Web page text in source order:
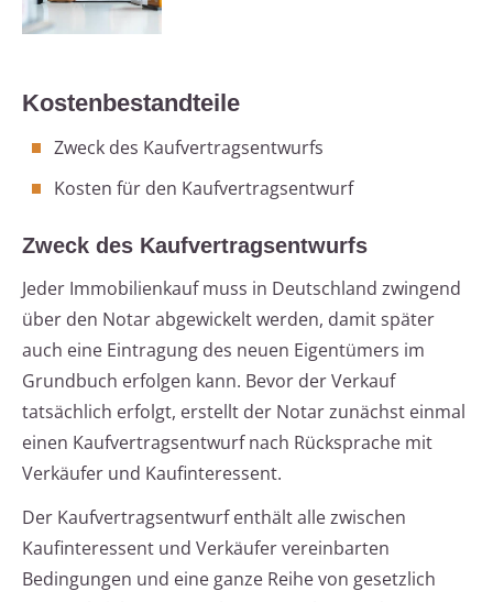
Kostenbestandteile
Zweck des Kaufvertragsentwurfs
Kosten für den Kaufvertragsentwurf
Zweck des Kaufvertragsentwurfs
Jeder Immobilienkauf muss in Deutschland zwingend
über den Notar abgewickelt werden, damit später
auch eine Eintragung des neuen Eigentümers im
Grundbuch erfolgen kann. Bevor der Verkauf
tatsächlich erfolgt, erstellt der Notar zunächst einmal
einen Kaufvertragsentwurf nach Rücksprache mit
Verkäufer und Kaufinteressent.
Der Kaufvertragsentwurf enthält alle zwischen
Kaufinteressent und Verkäufer vereinbarten
Bedingungen und eine ganze Reihe von gesetzlich